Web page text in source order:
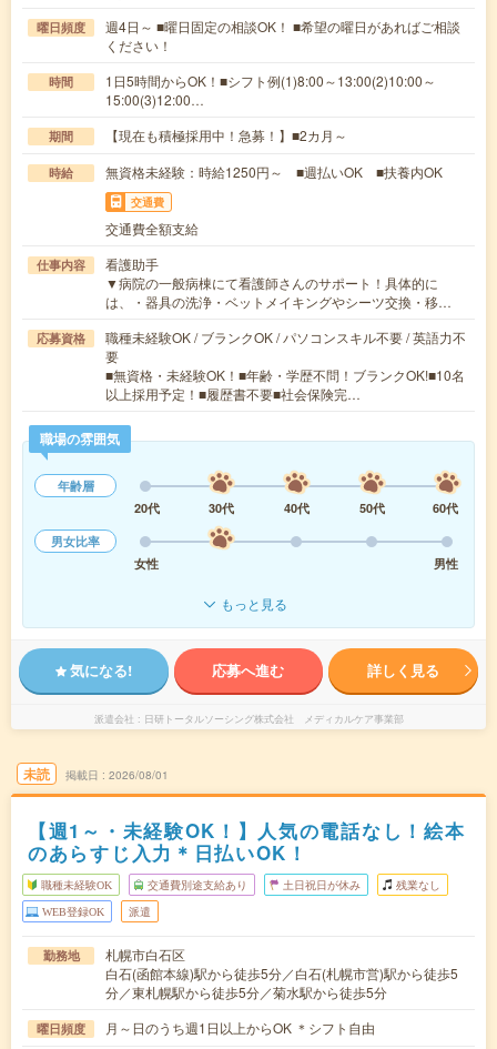
曜日頻度
週4日～ ■曜日固定の相談OK！ ■希望の曜日があればご相談
ください！
時間
1日5時間からOK！■シフト例(1)8:00～13:00(2)10:00～
15:00(3)12:00…
期間 【現在も積極採用中！急募！】■2カ月～
時給 無資格未経験：時給1250円～ ■週払いOK ■扶養内OK
交通費
交通費全額支給
仕事内容
看護助手
▼病院の一般病棟にて看護師さんのサポート！具体的に
は、・器具の洗浄・ベットメイキングやシーツ交換・移…
応募資格
職種未経験OK / ブランクOK / パソコンスキル不要 / 英語力不
要
■無資格・未経験OK！■年齢・学歴不問！ブランクOK!■10名
以上採用予定！■履歴書不要■社会保険完…
職場の雰囲気
年齢層
20代
30代 40代 50代
60代
男女比率
女性
男性
もっと見る
気になる! 応募へ進む 詳しく見る
派遣会社 日研トータルソーシング株式会社 メディカルケア事業部
未読 掲載日 2026/08/01
【週1～・未経験OK！】人気の電話なし！絵本
のあらすじ入力＊日払いOK！
職種未経験OK 交通費別途支給あり 土日祝日が休み 残業なし
WEB登録OK 派遣
勤務地
札幌市白石区
白石(函館本線)駅から徒歩5分／白石(札幌市営)駅から徒歩5
分／東札幌駅から徒歩5分／菊水駅から徒歩5分
曜日頻度 月～日のうち週1日以上からOK ＊シフト自由